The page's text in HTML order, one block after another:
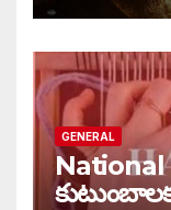
GENERAL